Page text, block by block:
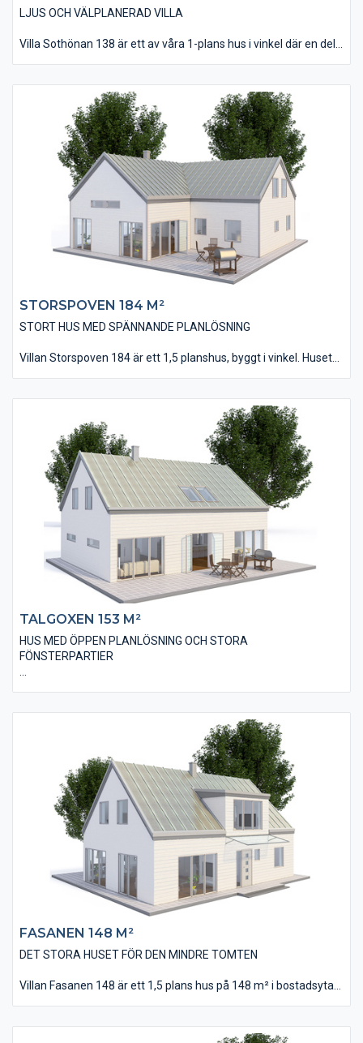
LJUS OCH VÄLPLANERAD VILLA
Villa Sothönan 138 är ett av våra 1-plans hus i vinkel där en del
belagt med takpannor. Invändigt innehåller huset 4 st Sovrum, 2
st Badrum och i övrigt en öppen planlösning med stora
fönsterpartier som ger huset en extra rymlig känsla.
Observera det, idag nästa obligatoriska, Allrummet som ofta
används för Tv/spel & musik. Utanför Vardagsrummet kan
man med fördel anlägga en skyddande uteplats.
STORSPOVEN 184 M²​
STORT HUS MED SPÄNNANDE PLANLÖSNING
Villan Storspoven 184 är ett 1,5 planshus, byggt i vinkel. Huset
Huset är på 184 kvm i bostadsyta och innehåller bland annat
fem stycken sovrum, två stycken badrum och en välutrustad
tvättstuga. Invändigt hittas många spännande lösningar med
bland annat det snedvinklade köket och vardagsrummets
utfört med ett ryggåstak. Från övervåningen fås dessutom en
direktkontakt med vardagsrummet via ett glasat räcke.
TALGOXEN 153 M²
HUS MED ÖPPEN PLANLÖSNING OCH STORA
FÖNSTERPARTIER
bland annat fyra stycken stora sovrum, två stycken badrum och
Köket, som ligger i direkt anslutning med vardagsrummet, har
utförts med en stor köksö där tillagning av måltider och
umgänge kan ske samtidigt. Huset har stora fönsterpartier
som ger ett härligt ljusinsläpp och en direktkontakt med altan
och trädgård.
FASANEN 148 M²
DET STORA HUSET FÖR DEN MINDRE TOMTEN
Villan Fasanen 148 är ett 1,5 plans hus på 148 m² i bostadsyta
finns bland annat fyra stycken sovrum, två stycken stora